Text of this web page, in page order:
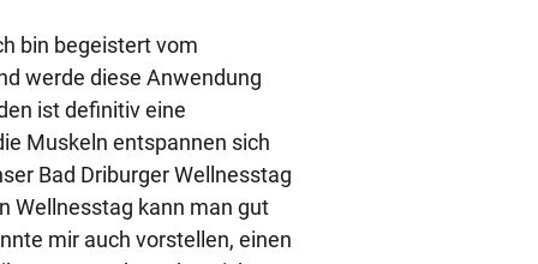
bin begeistert vom
werde diese Anwendung
ist definitiv eine
Muskeln entspannen sich
Bad Driburger Wellnesstag
Wellnesstag kann man gut
mir auch vorstellen, einen